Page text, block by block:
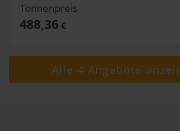
Tonnenpreis
488,36 €
Alle 4 Angebote